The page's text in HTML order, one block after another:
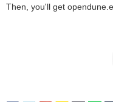
Then, you'll get